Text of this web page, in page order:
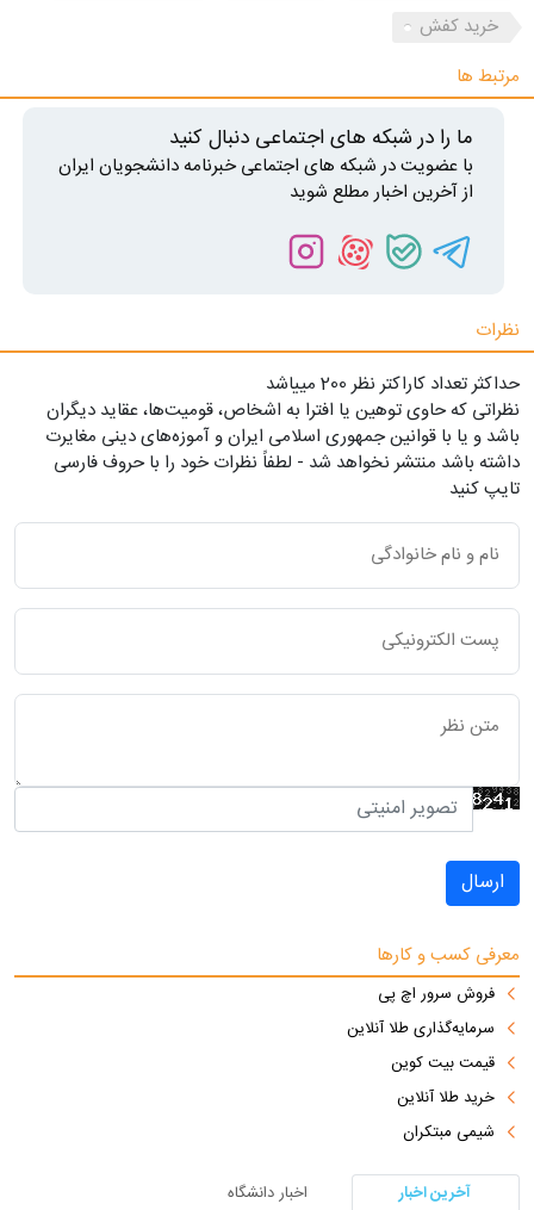
خرید کفش
مرتبط ها
ما را در شبکه های اجتماعی دنبال کنید
با عضویت در شبکه های اجتماعی خبرنامه دانشجویان ایران
از آخرین اخبار مطلع شوید
نظرات
حداکثر تعداد کاراکتر نظر 200 ميياشد
نظراتی که حاوی توهین یا افترا به اشخاص، قومیت‌ها، عقاید دیگران
باشد و یا با قوانین جمهوری اسلامی ایران و آموزه‌های دینی مغایرت
داشته باشد منتشر نخواهد شد - لطفاً نظرات خود را با حروف فارسی
تایپ کنید
ارسال
معرفی کسب و کارها
فروش سرور اچ پی
سرمایه‌گذاری طلا آنلاین
قیمت بیت کوین
خرید طلا آنلاین
شیمی مبتکران
آخرین اخبار
اخبار دانشگاه